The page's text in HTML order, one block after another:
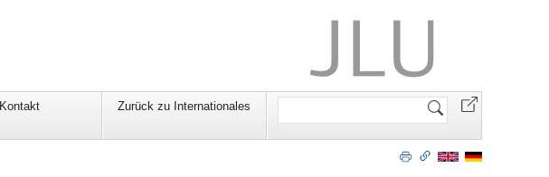
Kontakt Zurück zu Internationales
Website